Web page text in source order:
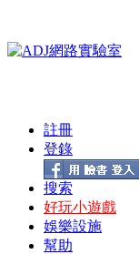
註冊
登錄
搜索
好玩小遊戲
娛樂設施
幫助